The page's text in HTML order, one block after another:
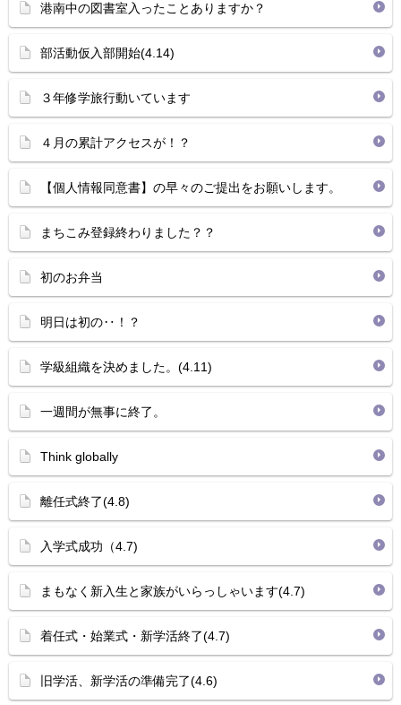
港南中の図書室入ったことありますか？
部活動仮入部開始(4.14)
３年修学旅行動いています
４月の累計アクセスが！？
【個人情報同意書】の早々のご提出をお願いします。
まちこみ登録終わりました？？
初のお弁当
明日は初の‥！？
学級組織を決めました。(4.11)
一週間が無事に終了。
Think globally
離任式終了(4.8)
入学式成功（4.7)
まもなく新入生と家族がいらっしゃいます(4.7)
着任式・始業式・新学活終了(4.7)
旧学活、新学活の準備完了(4.6)